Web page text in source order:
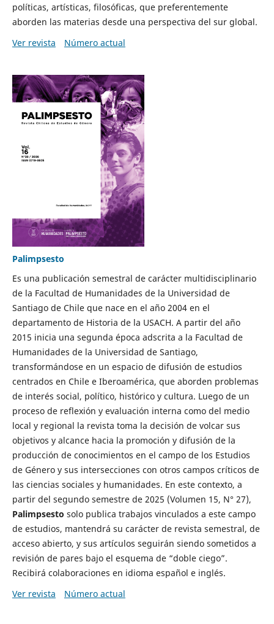
políticas, artísticas, filosóficas, que preferentemente
aborden las materias desde una perspectiva del sur global.
Ver revista
Número actual
Palimpsesto
Es una publicación semestral de carácter multidisciplinario
de la Facultad de Humanidades de la Universidad de
Santiago de Chile que nace en el año 2004 en el
departamento de Historia de la USACH. A partir del año
2015 inicia una segunda época adscrita a la Facultad de
Humanidades de la Universidad de Santiago,
transformándose en un espacio de difusión de estudios
centrados en Chile e Iberoamérica, que aborden problemas
de interés social, político, histórico y cultura. Luego de un
proceso de reflexión y evaluación interna como del medio
local y regional la revista toma la decisión de volcar sus
objetivos y alcance hacia la promoción y difusión de la
producción de conocimientos en el campo de los Estudios
de Género y sus intersecciones con otros campos críticos de
las ciencias sociales y humanidades. En este contexto, a
partir del segundo semestre de 2025 (Volumen 15, N° 27),
Palimpsesto solo publica trabajos vinculados a este campo
de estudios, mantendrá su carácter de revista semestral, de
acceso abierto, y sus artículos seguirán siendo sometidos a
revisión de pares bajo el esquema de “doble ciego”.
Recibirá colaboraciones en idioma español e inglés.
Ver revista
Número actual